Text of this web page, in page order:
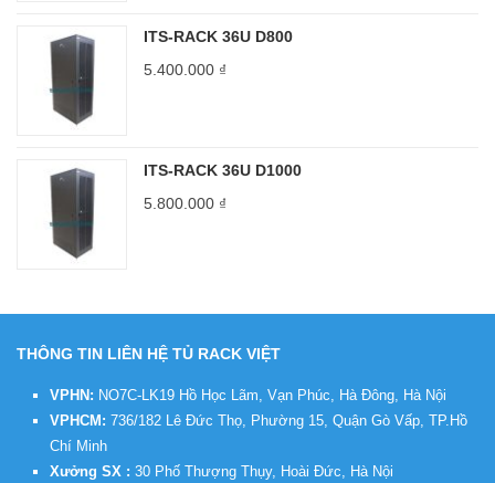
ITS-RACK 36U D800
5.400.000 ₫
ITS-RACK 36U D1000
5.800.000 ₫
THÔNG TIN LIÊN HỆ TỦ RACK VIỆT
VPHN: NO7C-LK19 Hồ Học Lãm, Vạn Phúc, Hà Đông, Hà Nội
VPHCM: 736/182 Lê Đức Thọ, Phường 15, Quận Gò Vấp, TP.Hồ
Chí Minh
Xưởng SX : 30 Phố Thượng Thụy, Hoài Đức, Hà Nội